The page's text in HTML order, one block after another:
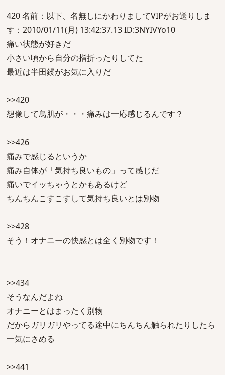
420 名前：以下、名無しにかわりましてVIPがお送りしま
す：2010/01/11(月) 13:42:37.13 ID:3NYIVYo10
痛い状態が好きだ
小さい頃から自分の指折ったりしてた
最近は半田鏝がお気に入りだ
>>420
想像して鳥肌が・・・痛みは一応感じるんです？
>>426
痛みで感じるというか
痛み自体が「気持ち良いもの」って感じだ
痛いでイッちゃうとかもあるけど
ちんちんこすこすして気持ち良いとは別物
>>428
そう！オナニーの快感とは全く別物です！
>>434
そうなんだよね
オナニーとはまったく別物
だからガリガリやってる途中にちんちん触られたりしたら
一気にさめる
>>441